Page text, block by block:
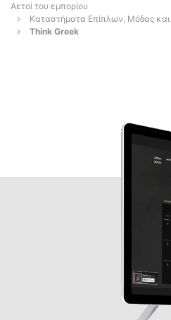
Αετοί του εμπορίου
Καταστήματα Επίπλων, Μόδας και
Think Greek